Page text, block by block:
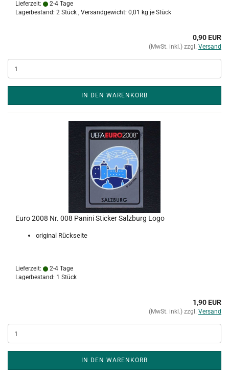
Lieferzeit:
2-4 Tage
Lagerbestand: 2 Stück , Versandgewicht: 0,01 kg je Stück
0,90 EUR
(MwSt. inkl.) zzgl. Versand
IN DEN WARENKORB
Euro 2008 Nr. 008 Panini Sticker Salzburg Logo
original Rückseite
Lieferzeit:
2-4 Tage
Lagerbestand: 1 Stück
1,90 EUR
(MwSt. inkl.) zzgl. Versand
IN DEN WARENKORB